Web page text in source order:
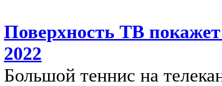
Поверхность ТВ
2022
Большой теннис на